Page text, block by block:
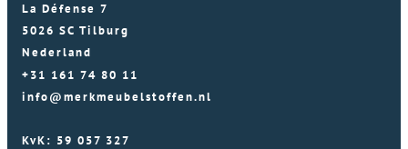
La Défense 7
5026 SC Tilburg
Nederland
+31 161 74 80 11
info@merkmeubelstoffen.nl
KvK: 59 057 327